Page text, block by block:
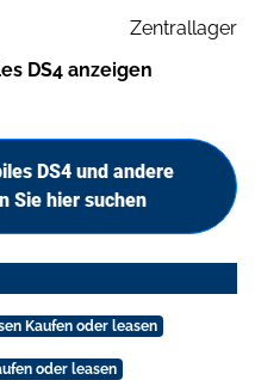
Zentrallager
DS4 anzeigen
DS4 und andere
Sie hier suchen
Kaufen oder leasen
oder leasen